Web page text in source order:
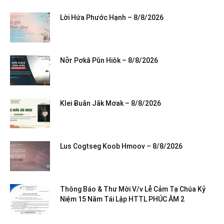
Lời Hứa Phước Hạnh – 8/8/2026
Nơ̆r Pơkă Pŭn Hiôk – 8/8/2026
Klei Ƀuăn Jăk Mơak – 8/8/2026
Lus Cogtseg Koob Hmoov – 8/8/2026
Thông Báo & Thư Mời V/v Lễ Cảm Tạ Chúa Kỷ
Niệm 15 Năm Tái Lập HTTL PHÚC ÂM 2